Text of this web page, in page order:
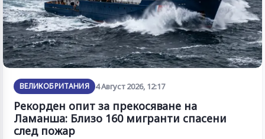
ВЕЛИКОБРИТАНИЯ 4 Август 2026, 12:17
Рекорден опит за прекосяване на
Ламанша: Близо 160 мигранти спасени
след пожар